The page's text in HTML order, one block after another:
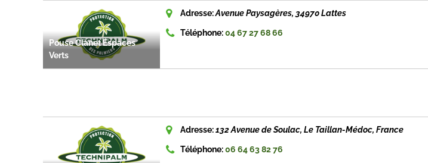
Pouse Clanet Espaces
Verts
Adresse:Avenue Paysagères, 34970 Lattes
Téléphone:04 67 27 68 66
Adresse:132 Avenue de Soulac, Le Taillan-Médoc, France
Téléphone:06 64 63 82 76